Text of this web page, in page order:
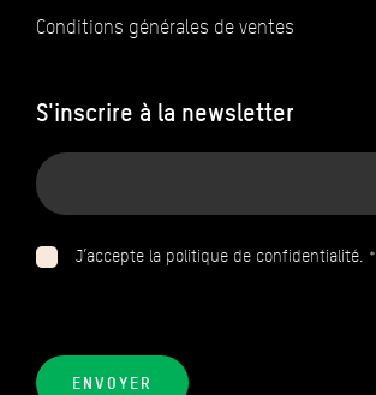
Conditions générales de ventes
S'inscrire à la newsletter
Adresse
email
J’accepte la politique de confidentialité. *
ENVOYER